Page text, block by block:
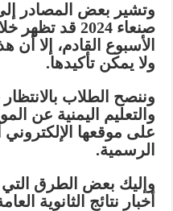
وتشير بعض المصادر إلى
صنعاء 2024 قد
الأسبوع القادم، إلا
ولا يمكن تأكيدها.
وننصح الطلاب
والتعليم اليمنية عن
على موقعها
الرسمية.
وإليك بعض الطرق التي
أخبار نتائج الثانوية العامة